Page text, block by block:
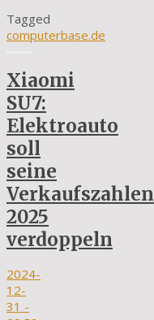
Tagged
computerbase.de
Xiaomi
SU7:
Elektroauto
soll
seine
Verkaufszahlen
2025
verdoppeln
2024-
12-
31 -